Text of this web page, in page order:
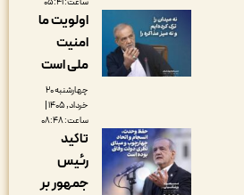
اولویت ما
امنیت
ملی است
چهارشنبه ۲۰
خرداد, ۱۴۰۵ |
تاکید
رئیس
جمهور بر